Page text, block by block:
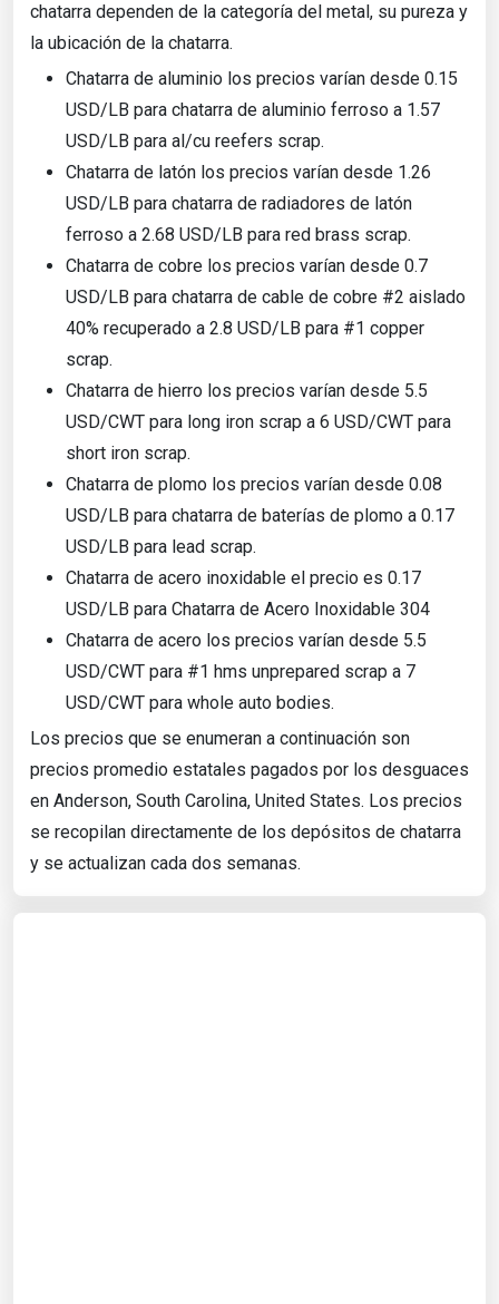
chatarra dependen de la categoría del metal, su pureza y
la ubicación de la chatarra.
Chatarra de aluminio los precios varían desde 0.15
USD/LB para chatarra de aluminio ferroso a 1.57
USD/LB para al/cu reefers scrap.
Chatarra de latón los precios varían desde 1.26
USD/LB para chatarra de radiadores de latón
ferroso a 2.68 USD/LB para red brass scrap.
Chatarra de cobre los precios varían desde 0.7
USD/LB para chatarra de cable de cobre #2 aislado
40% recuperado a 2.8 USD/LB para #1 copper
scrap.
Chatarra de hierro los precios varían desde 5.5
USD/CWT para long iron scrap a 6 USD/CWT para
short iron scrap.
Chatarra de plomo los precios varían desde 0.08
USD/LB para chatarra de baterías de plomo a 0.17
USD/LB para lead scrap.
Chatarra de acero inoxidable el precio es 0.17
USD/LB para Chatarra de Acero Inoxidable 304
Chatarra de acero los precios varían desde 5.5
USD/CWT para #1 hms unprepared scrap a 7
USD/CWT para whole auto bodies.
Los precios que se enumeran a continuación son
precios promedio estatales pagados por los desguaces
en Anderson, South Carolina, United States. Los precios
se recopilan directamente de los depósitos de chatarra
y se actualizan cada dos semanas.